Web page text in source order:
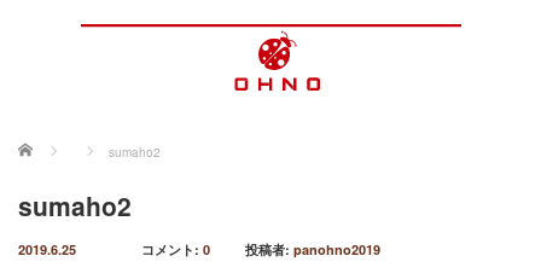
ホーム sumaho2
sumaho2
2019.6.25 コメント: 0 投稿者: panohno2019